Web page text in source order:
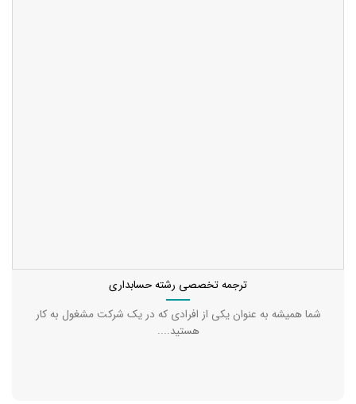
ترجمه تخصصی رشته حسابداری
شما همیشه به عنوان یکی از افرادی که در یک شرکت مشغول به کار
هستید....